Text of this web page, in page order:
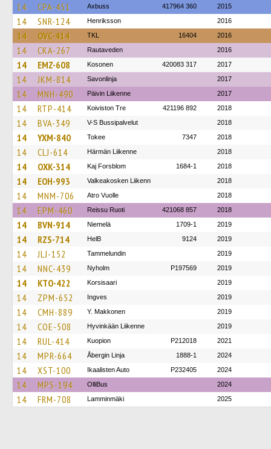
14 CPA-451 Axbuss 417964 360 2015
14 SNR-124 Henriksson 2016
14 OVC-414 TKL 16404 2016
14 CKA-267 Rautaveden 2016
14 EMZ-608 Kosonen 420083 317 2017
14 JKM-814 Savonlinja 2017
14 MNH-490 Päivin Liikenne 2017
14 RTP-414 Koiviston Tre 421196 892 2018
14 BVA-349 V-S Bussipalvelut 2018
14 YXM-840 Tokee 7347 2018
14 CLJ-614 Härmän Liikenne 2018
14 OXK-314 Kaj Forsblom 1684-1 2018
14 EOH-993 Valkeakosken Liikenn 2018
14 MNM-706 Atro Vuolle 2018
14 EPM-460 Reissu Ruoti 421068 857 2018
14 BVN-914 Niemelä 1709-1 2019
14 RZS-714 HelB 9124 2019
14 JLJ-152 Tammelundin 2019
14 NNC-439 Nyholm P197569 2019
14 KTO-422 Korsisaari 2019
14 ZPM-652 Ingves 2019
14 CMH-889 Y. Makkonen 2019
14 COE-508 Hyvinkään Liikenne 2019
14 RUL-414 Kuopion P212018 2021
14 MPR-664 Åbergin Linja 1888-1 2024
14 XST-100 Ikaalisten Auto P232405 2024
14 MPS-194 OlliBus 2024
14 FRM-708 Lamminmäki 2025